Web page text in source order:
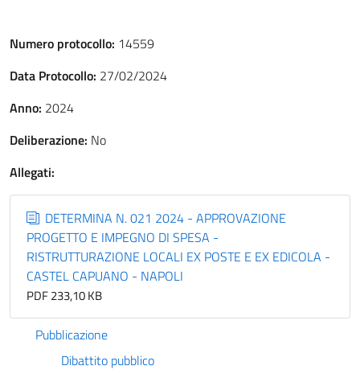
Numero protocollo: 14559
Data Protocollo: 27/02/2024
Anno: 2024
Deliberazione: No
Allegati:
DETERMINA N. 021 2024 - APPROVAZIONE
PROGETTO E IMPEGNO DI SPESA -
RISTRUTTURAZIONE LOCALI EX POSTE E EX EDICOLA -
CASTEL CAPUANO - NAPOLI
PDF 233,10 KB
Pubblicazione
Dibattito pubblico